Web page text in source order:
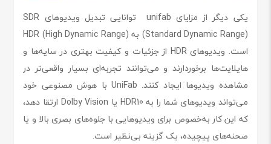
یکی دیگر از مزایای unifab توانایی تبدیل ویدیوهای SDR
(Standard Dynamic Range) به HDR (High Dynamic Range)
است. ویدیوهای HDR از جزئیات و کیفیت بهتری در سایه‌ها و
هایلایت‌ها برخوردارند و می‌توانند تجربه‌ای بسیار واقعی‌تر در
مشاهده ویدیوها ایجاد کنند. UniFab با هوش مصنوعی خود
می‌تواند ویدیوهای شما را به HDR10 یا Dolby Vision ارتقا دهد،
که این کار به‌خصوص برای ویدیوهایی با جلوه‌های بصری بالا و یا
صحنه‌های پیچیده، یک گزینه بی‌نظیر است.